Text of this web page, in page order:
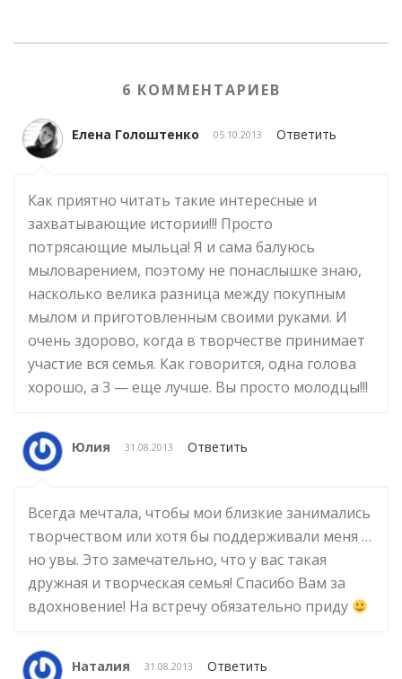
6 КОММЕНТАРИЕВ
Елена Голоштенко 05.10.2013 Ответить
Как приятно читать такие интересные и
захватывающие истории!!! Просто
потрясающие мыльца! Я и сама балуюсь
мыловарением, поэтому не понаслышке знаю,
насколько велика разница между покупным
мылом и приготовленным своими руками. И
очень здорово, когда в творчестве принимает
участие вся семья. Как говорится, одна голова
хорошо, а 3 — еще лучше. Вы просто молодцы!!!
Юлия 31.08.2013 Ответить
Всегда мечтала, чтобы мои близкие занимались
творчеством или хотя бы поддерживали меня …
но увы. Это замечательно, что у вас такая
дружная и творческая семья! Спасибо Вам за
вдохновение! На встречу обязательно приду
Наталия 31.08.2013 Ответить